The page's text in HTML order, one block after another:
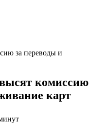
за переводы и
комиссию
карт